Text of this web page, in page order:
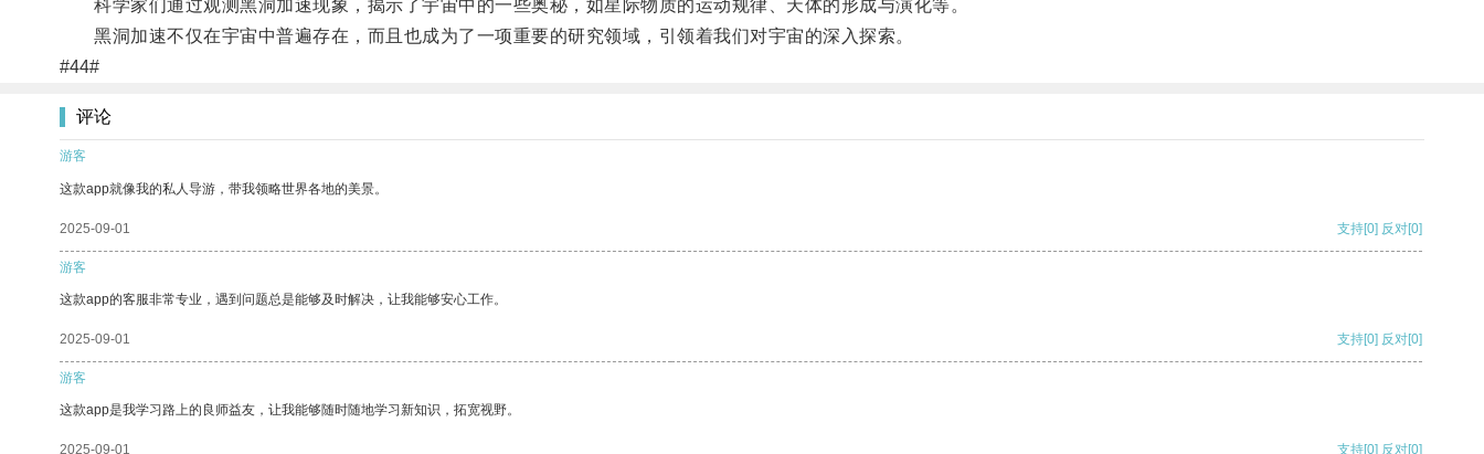
科学家们通过观测黑洞加速现象，揭示了宇宙中的一些奥秘，如星际物质的运动规律、天体的形成与演化等。
黑洞加速不仅在宇宙中普遍存在，而且也成为了一项重要的研究领域，引领着我们对宇宙的深入探索。
#44#
评论
游客
这款app就像我的私人导游，带我领略世界各地的美景。
2025-09-01 支持[0] 反对[0]
游客
这款app的客服非常专业，遇到问题总是能够及时解决，让我能够安心工作。
2025-09-01 支持[0] 反对[0]
游客
这款app是我学习路上的良师益友，让我能够随时随地学习新知识，拓宽视野。
2025-09-01 支持[0] 反对[0]